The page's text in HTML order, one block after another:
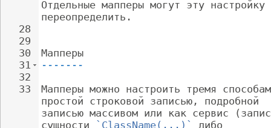
28
29
30
31
32
33
Отдельные мапперы могут эту настройку
переопределить.
Мапперы
-------
Мапперы можно настроить тремя
простой строковой записью, подробной
записью массивом или как сервис
сущности
`ClassName(...)`
либо